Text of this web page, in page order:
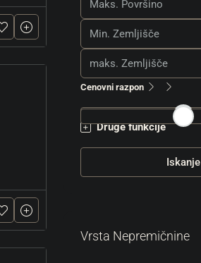
Cenovni razpon
Druge funkcije
Iskanje
Vrsta Nepremičnine